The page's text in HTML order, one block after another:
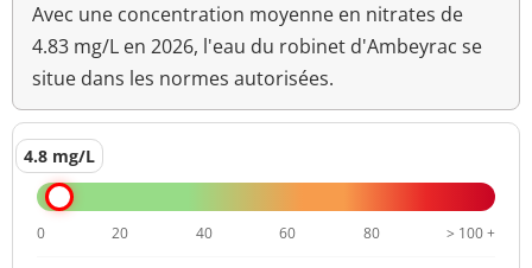
Avec une concentration moyenne en nitrates de
4.83 mg/L en 2026, l'eau du robinet d'Ambeyrac se
situe dans les normes autorisées.
4.8 mg/L
0 20 40 60 80 > 100 +